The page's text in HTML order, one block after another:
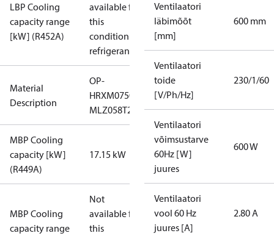
LBP Cooling
capacity range
[kW] (R452A)
available for
this
condition /
refrigerant
Material
Description
OP-
HRXM0750UWG000Q
MLZ058T2LQ9A
MBP Cooling
capacity [kW]
(R449A)
17.15 kW
MBP Cooling
capacity range
Not
available for
this
Ventilaatori
läbimõõt
[mm]
600 mm
Ventilaatori
toide
[V/Ph/Hz]
230/1/60
Ventilaatori
võimsustarve
60Hz [W]
juures
600 W
Ventilaatori
vool 60 Hz
juures [A]
2.80 A